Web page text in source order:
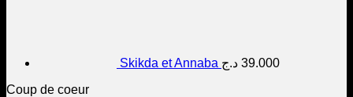
Skikda et Annaba 39.000 د.ج
Coup de coeur